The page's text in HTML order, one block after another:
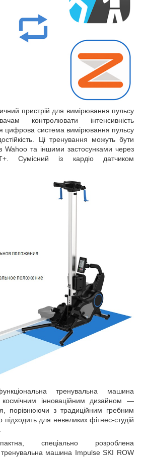
пристрій для вимірювання пульсу
контролювати інтенсивність
цифрова система вимірювання пульсу
Ці тренування можуть бути
з Wahoo та іншими застосунками через
Сумісний із кардіо датчиком
тренувальна машина
інноваційним дизайном —
порівнюючи з традиційним гребним
для невеликих фітнес-студій
спеціально розроблена
тренувальна машина Impulse SKI ROW